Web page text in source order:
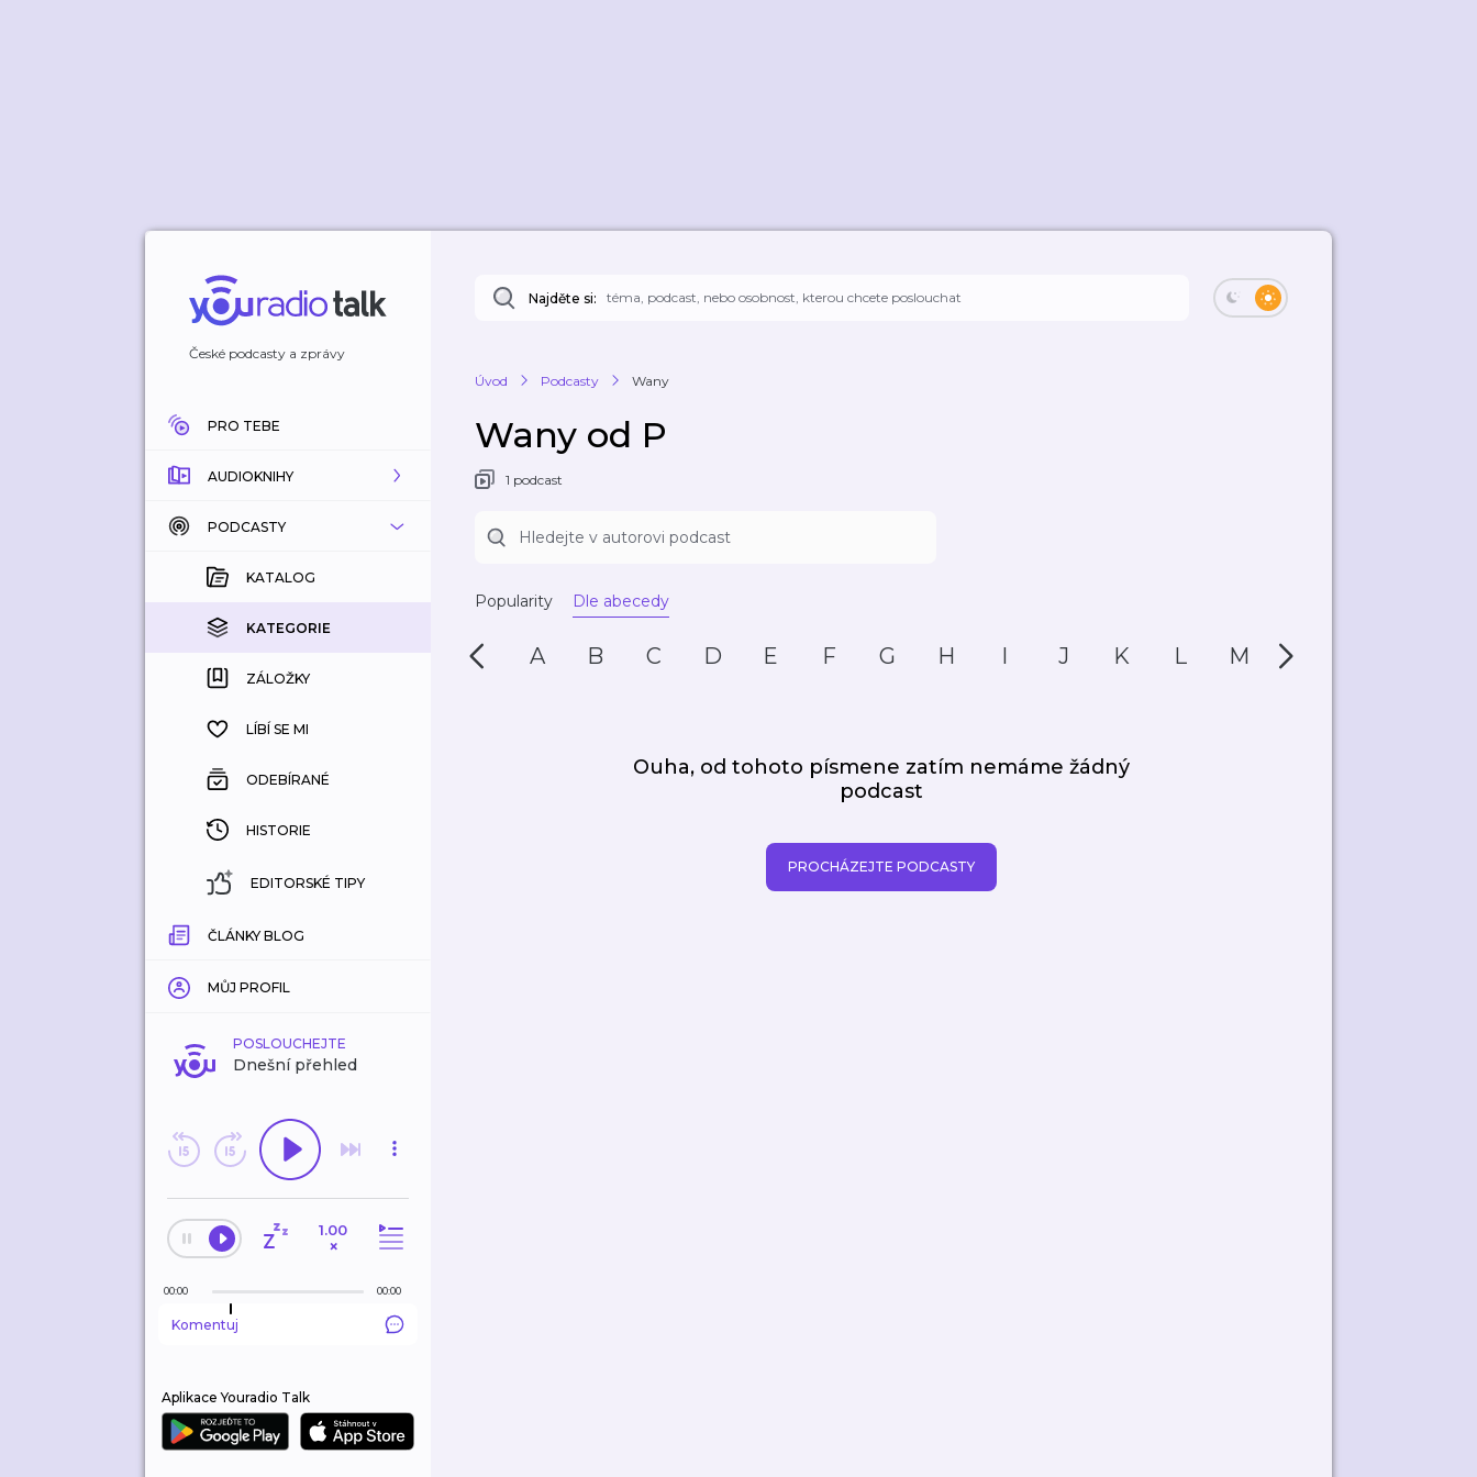
České podcasty a zprávy
PRO TEBE
AUDIOKNIHY
KATALOG
KOUPENÉ
KATEGORIE
ZÁLOŽKY
HISTORIE
PODCASTY
KATALOG
KATEGORIE
ZÁLOŽKY
LÍBÍ SE MI
ODEBÍRANÉ
HISTORIE
EDITORSKÉ TIPY
ČLÁNKY BLOG
MŮJ PROFIL
POSLOUCHEJTE
Dnešní přehled
1.00
×
00:00 00:00
Komentuj
Aplikace Youradio Talk
Najděte si:
Úvod Podcasty Wany
Wany od P
1 podcast
Popularity Dle abecedy
A B C D E F G H I J K L M N
Ouha, od tohoto písmene zatím nemáme žádný
podcast
PROCHÁZEJTE PODCASTY